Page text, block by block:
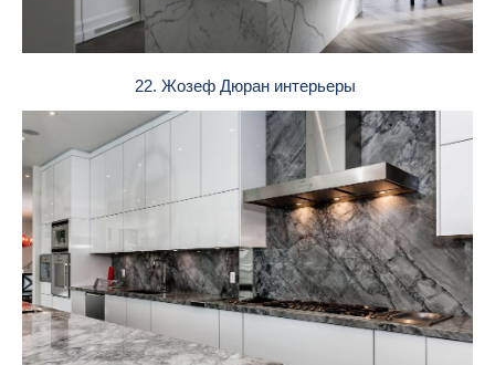
22. Жозеф Дюран интерьеры